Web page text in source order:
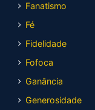
Fanatismo
Fé
Fidelidade
Fofoca
Ganância
Generosidade